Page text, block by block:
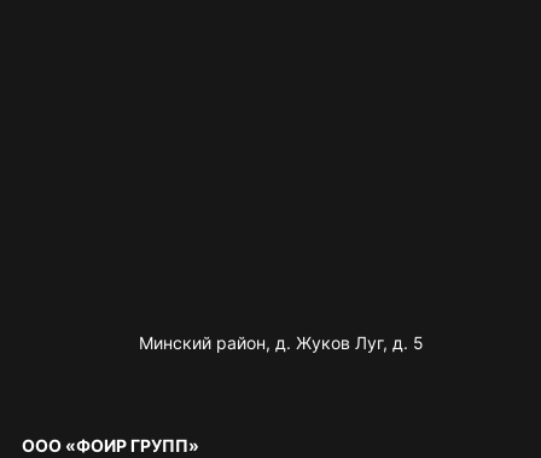
Минский район, д. Жуков Луг, д. 5
ООО «ФОИР ГРУПП»